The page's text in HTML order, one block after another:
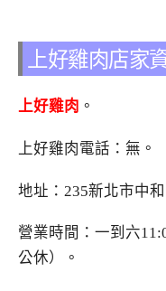
上好雞肉店家
上好雞肉 。
上好雞肉電話：無。
地址： 235新北市中
營業時間：一到六
公休）。